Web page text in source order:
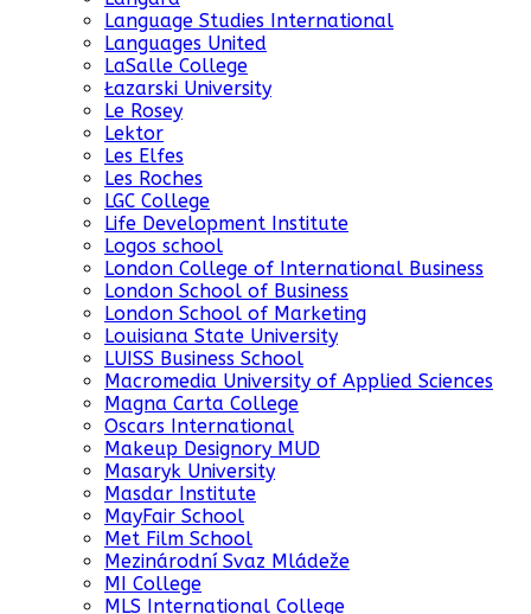
Language Studies International
Languages United
LaSalle College
Łazarski University
Le Rosey
Lektor
Les Elfes
Les Roches
LGC College
Life Development Institute
Logos school
London College of International Business
London School of Business
London School of Marketing
Louisiana State University
LUISS Business School
Macromedia University of Applied Sciences
Magna Carta College
Oscars International
Makeup Designory MUD
Masaryk University
Masdar Institute
MayFair School
Met Film School
Mezinárodní Svaz Mládeže
MI College
MLS International College